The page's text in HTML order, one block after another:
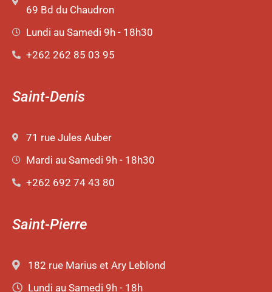
69 Bd du Chaudron
Lundi au Samedi 9h - 18h30
+262 262 85 03 95
Saint-Denis
71 rue Jules Auber
Mardi au Samedi 9h - 18h30
+262 692 74 43 80
Saint-Pierre
182 rue Marius et Ary Leblond
Lundi au Samedi 9h - 18h